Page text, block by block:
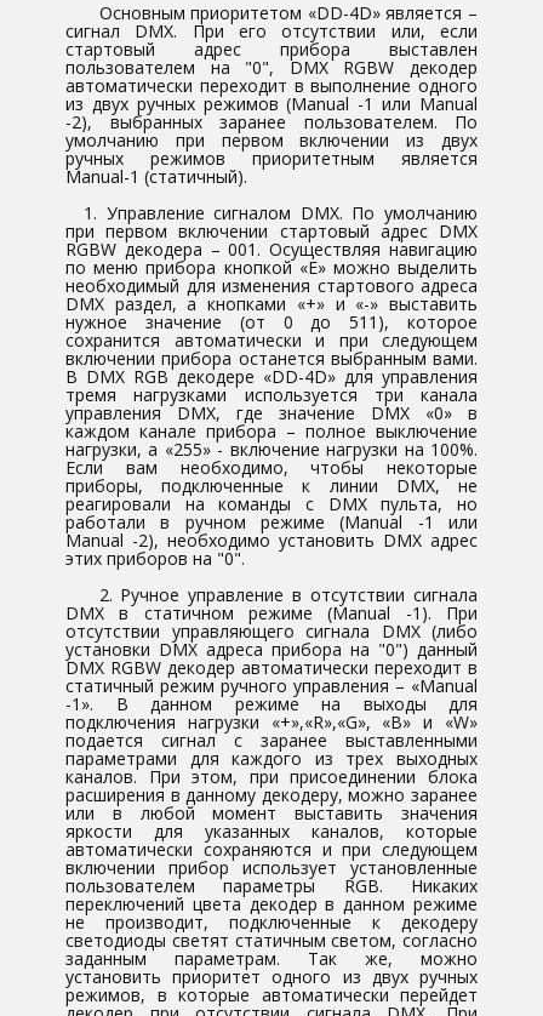
Основным приоритетом «DD-4D» является –
сигнал DMX. При его отсутствии или, если
стартовый адрес прибора выставлен
пользователем на "0", DMX RGBW декодер
автоматически переходит в выполнение одного
из двух ручных режимов (Manual -1 или Manual
-2), выбранных заранее пользователем. По
умолчанию при первом включении из двух
ручных режимов приоритетным является
Manual-1 (статичный).
1. Управление сигналом DMX. По умолчанию
при первом включении стартовый адрес DMX
RGBW декодера – 001. Осуществляя навигацию
по меню прибора кнопкой «Е» можно выделить
необходимый для изменения стартового адреса
DMX раздел, а кнопками «+» и «-» выставить
нужное значение (от 0 до 511), которое
сохранится автоматически и при следующем
включении прибора останется выбранным вами.
В DMX RGB декодере «DD-4D» для управления
тремя нагрузками используется три канала
управления DMX, где значение DMX «0» в
каждом канале прибора – полное выключение
нагрузки, а «255» - включение нагрузки на 100%.
Если вам необходимо, чтобы некоторые
приборы, подключенные к линии DMX, не
реагировали на команды с DMX пульта, но
работали в ручном режиме (Manual -1 или
Manual -2), необходимо установить DMX адрес
этих приборов на "0".
2. Ручное управление в отсутствии сигнала
DMX в статичном режиме (Manual -1). При
отсутствии управляющего сигнала DMX (либо
установки DMX адреса прибора на "0") данный
DMX RGBW декодер автоматически переходит в
статичный режим ручного управления – «Manual
-1». В данном режиме на выходы для
подключения нагрузки «+»,«R»,«G», «B» и «W»
подается сигнал с заранее выставленными
параметрами для каждого из трех выходных
каналов. При этом, при присоединении блока
расширения в данному декодеру, можно заранее
или в любой момент выставить значения
яркости для указанных каналов, которые
автоматически сохраняются и при следующем
включении прибор использует установленные
пользователем параметры RGB. Никаких
переключений цвета декодер в данном режиме
не производит, подключенные к декодеру
светодиоды светят статичным светом, согласно
заданным параметрам. Так же, можно
установить приоритет одного из двух ручных
режимов, в которые автоматически перейдет